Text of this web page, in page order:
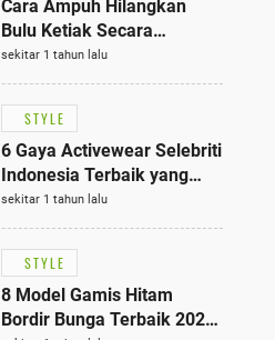
Cara Ampuh Hilangkan
Bulu Ketiak Secara
Permanen dalam 5
Langkah Sederhana
sekitar 1 tahun lalu
STYLE
6 Gaya Activewear Selebriti
Indonesia Terbaik yang
Bisa Jadi Inspirasi
Fashionmu
sekitar 1 tahun lalu
STYLE
8 Model Gamis Hitam
Bordir Bunga Terbaik 2025,